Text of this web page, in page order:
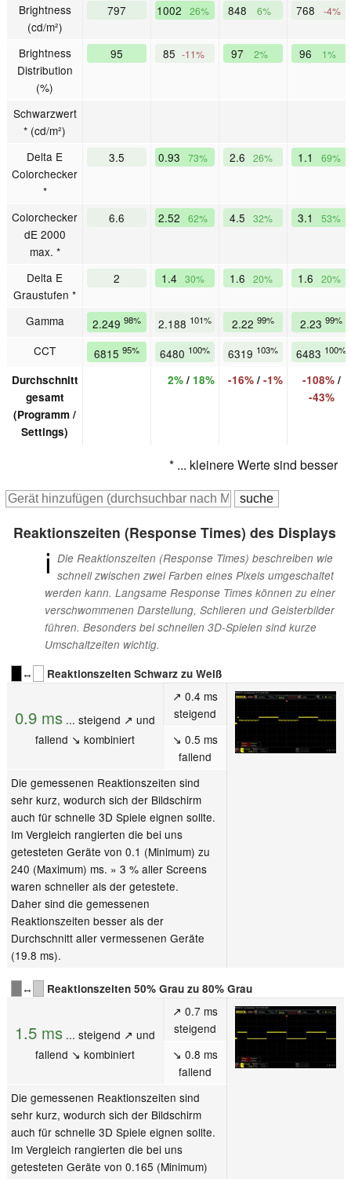
Brightness
(cd/m²)
797 1002 26% 848 6% 768 -4%
Brightness
Distribution
(%)
95 85 -11% 97 2% 96 1%
Schwarzwert
* (cd/m²)
Delta E
Colorchecker
*
3.5 0.93 73% 2.6 26% 1.1 69%
Colorchecker
dE 2000
max. *
6.6 2.52 62% 4.5 32% 3.1 53%
Delta E
Graustufen *
2 1.4 30% 1.6 20% 1.6 20%
Gamma 2.249 98% 2.188 101% 2.22 99% 2.23 99%
CCT 6815 95% 6480 100% 6319 103% 6483 100%
Durchschnitt
gesamt
(Programm /
Settings)
2%/ 18% -16%/ -1% -108%/
-43%
* ... kleinere Werte sind besser
Reaktionszeiten (Response Times) des Displays
ℹ Die Reaktionszeiten (Response Times) beschreiben wie
schnell zwischen zwei Farben eines Pixels umgeschaltet
werden kann. Langsame Response Times können zu einer
verschwommenen Darstellung, Schlieren und Geisterbilder
führen. Besonders bei schnellen 3D-Spielen sind kurze
Umschaltzeiten wichtig.
↔
Reaktionszeiten Schwarz zu Weiß
0.9 ms ... steigend ↗ und
fallend ↘ kombiniert
↗ 0.4 ms
steigend
↘ 0.5 ms
fallend
Die gemessenen Reaktionszeiten sind
sehr kurz, wodurch sich der Bildschirm
auch für schnelle 3D Spiele eignen sollte.
Im Vergleich rangierten die bei uns
getesteten Geräte von 0.1 (Minimum) zu
240 (Maximum) ms. » 3 % aller Screens
waren schneller als der getestete.
Daher sind die gemessenen
Reaktionszeiten besser als der
Durchschnitt aller vermessenen Geräte
(19.8 ms).
↔ Reaktionszeiten 50% Grau zu 80% Grau
1.5 ms ... steigend ↗ und
fallend ↘ kombiniert
↗ 0.7 ms
steigend
↘ 0.8 ms
fallend
Die gemessenen Reaktionszeiten sind
sehr kurz, wodurch sich der Bildschirm
auch für schnelle 3D Spiele eignen sollte.
Im Vergleich rangierten die bei uns
getesteten Geräte von 0.165 (Minimum)